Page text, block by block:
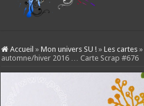
Accueil » Mon univers SU ! » Les cartes »
automne/hiver 2016 … Carte Scrap #676